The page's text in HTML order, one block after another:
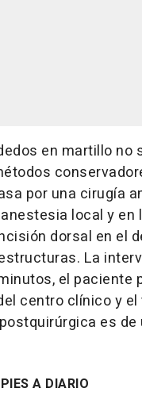
en martillo no
por una cirugía
local y en
dorsal en el
La
el paciente
centro clínico y
es de
A DIARIO